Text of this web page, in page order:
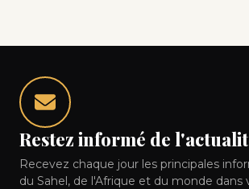
Restez informé de
Recevez chaque jour les principales
du Sahel, de l'Afrique et du monde dans